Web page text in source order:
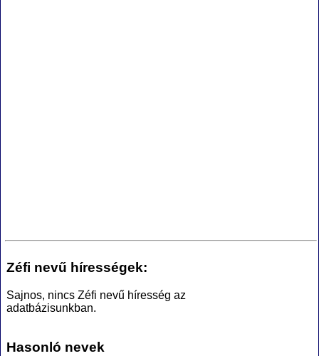
Zéfi nevű hírességek:
Sajnos, nincs Zéfi nevű híresség az
adatbázisunkban.
Hasonló nevek